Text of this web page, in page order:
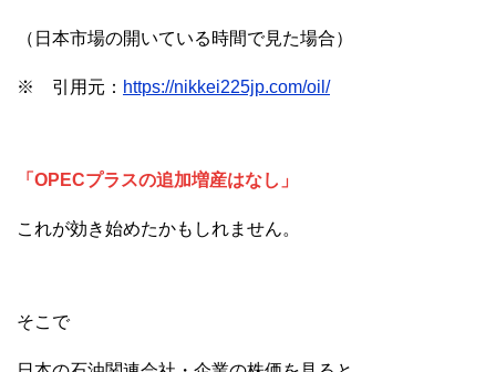
（日本市場の開いている時間で見た場合）
※ 引用元： https://nikkei225jp.com/oil/
「OPECプラスの追加増産はなし」
これが効き始めたかもしれません。
そこで